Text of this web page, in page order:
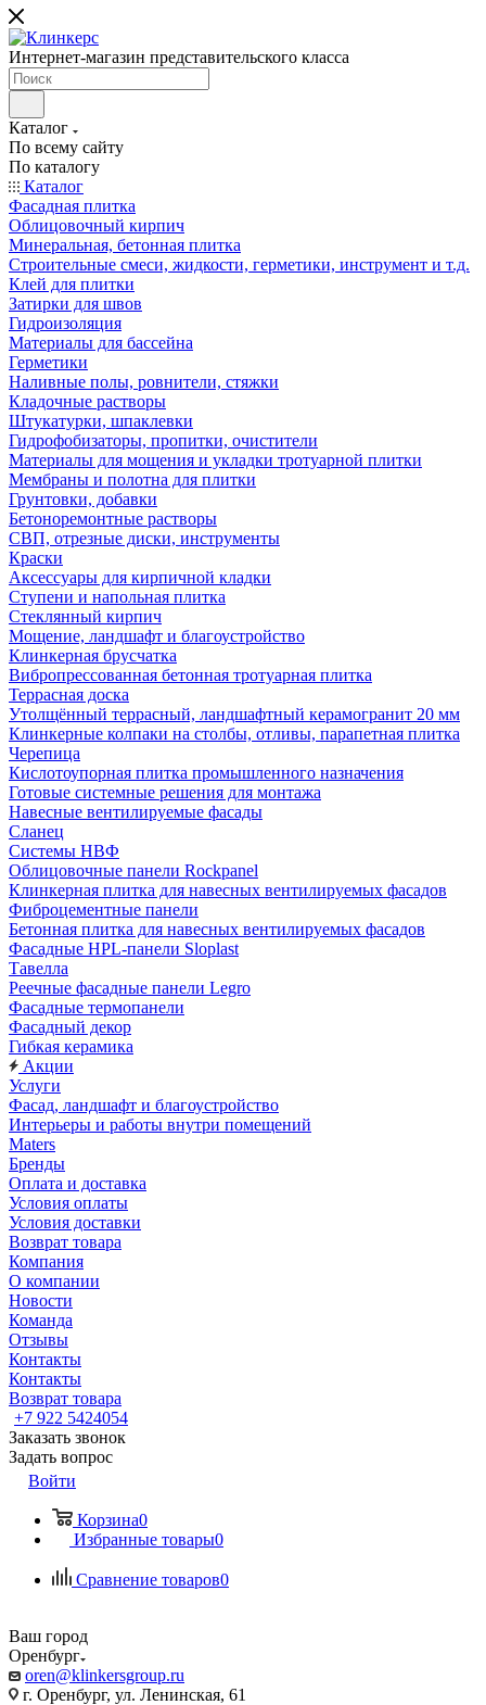
Интернет-магазин представительского класса
Каталог
По всему сайту
По каталогу
Каталог
Фасадная плитка
Облицовочный кирпич
Минеральная, бетонная плитка
Строительные смеси, жидкости, герметики, инструмент и т.д.
Клей для плитки
Затирки для швов
Гидроизоляция
Материалы для бассейна
Герметики
Наливные полы, ровнители, стяжки
Кладочные растворы
Штукатурки, шпаклевки
Гидрофобизаторы, пропитки, очистители
Материалы для мощения и укладки тротуарной плитки
Мембраны и полотна для плитки
Грунтовки, добавки
Бетоноремонтные растворы
СВП, отрезные диски, инструменты
Краски
Аксессуары для кирпичной кладки
Ступени и напольная плитка
Cтеклянный кирпич
Мощение, ландшафт и благоустройство
Клинкерная брусчатка
Вибропрессованная бетонная тротуарная плитка
Террасная доска
Утолщённый террасный, ландшафтный керамогранит 20 мм
Клинкерные колпаки на столбы, отливы, парапетная плитка
Черепица
Кислотоупорная плитка промышленного назначения
Готовые системные решения для монтажа
Навесные вентилируемые фасады
Сланец
Системы НВФ
Облицовочные панели Rockpanel
Клинкерная плитка для навесных вентилируемых фасадов
Фиброцементные панели
Бетонная плитка для навесных вентилируемых фасадов
Фасадные HPL-панели Sloplast
Тавелла
Реечные фасадные панели Legro
Фасадные термопанели
Фасадный декор
Гибкая керамика
Акции
Услуги
Фасад, ландшафт и благоустройство
Интерьеры и работы внутри помещений
Maters
Бренды
Оплата и доставка
Условия оплаты
Условия доставки
Возврат товара
Компания
О компании
Новости
Команда
Отзывы
Контакты
Контакты
Возврат товара
+7 922 5424054
Заказать звонок
Задать вопрос
Войти
Корзина0
Избранные товары0
Сравнение товаров0
Ваш город
Оренбург
oren@klinkersgroup.ru
г. Оренбург, ул. Ленинская, 61